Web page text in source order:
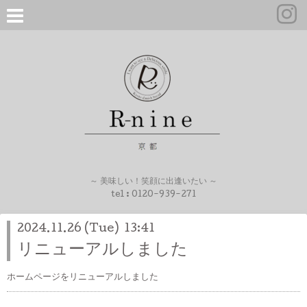
～ 美味しい！笑顔に出逢いたい ～
tel : 0120-939-271
2024.11.26 (Tue) 13:41
リニューアルしました
ホームページをリニューアルしました